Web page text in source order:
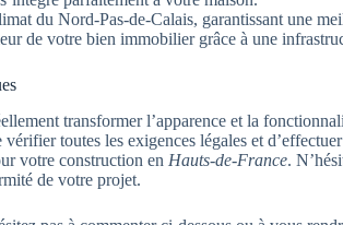
du Nord-Pas-de-Calais, garantissant une
de votre bien immobilier grâce à une
transformer l’apparence et la
toutes les exigences légales et
votre construction en Hauts-de-France.
de votre projet.